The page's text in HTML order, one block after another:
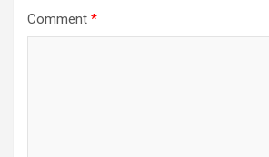
Comment *